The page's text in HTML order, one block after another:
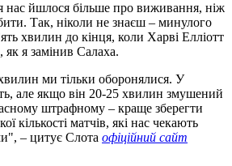
нас йшлося більше про виживання, ніж
Так, ніколи не знаєш – минулого
хвилин до кінця, коли Харві Елліотт
як я замінив Салаха.
ми тільки оборонялися. У
але якщо він 20-25 хвилин змушений
штрафному – краще зберегти
кількості матчів, які нас чекають
– цитує Слота офіційний сайт